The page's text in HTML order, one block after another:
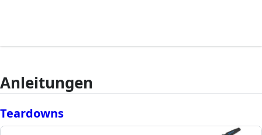
Anleitungen
Teardowns